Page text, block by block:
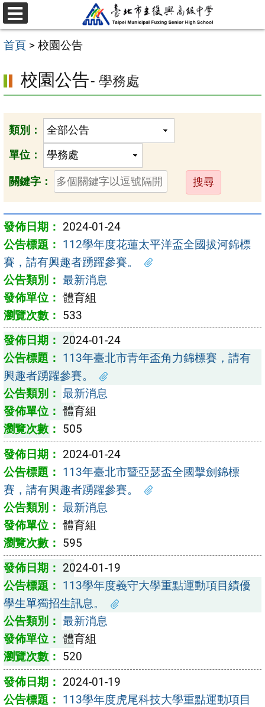
跳
至
主
內
容
區
選
單
首頁 > 校園公告
校園公告- 學務處
類別：
單位：
關鍵字：
送
出
2024-01-24
112學年度花蓮太平洋盃全國拔河錦標
賽，請有興趣者踴躍參賽。
最新消息
體育組
533
2024-01-24
113年臺北市青年盃角力錦標賽，請有
興趣者踴躍參賽。
最新消息
體育組
505
2024-01-24
113年臺北市暨亞瑟盃全國擊劍錦標
賽，請有興趣者踴躍參賽。
最新消息
體育組
595
2024-01-19
113學年度義守大學重點運動項目績優
學生單獨招生訊息。
最新消息
體育組
520
2024-01-19
113學年度虎尾科技大學重點運動項目